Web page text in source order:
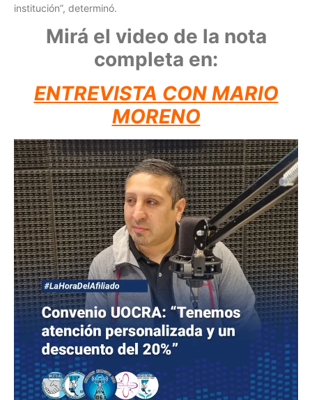
institución”, determinó.
Mirá el video de la nota
completa en:
ENTREVISTA CON MARIO
MORENO